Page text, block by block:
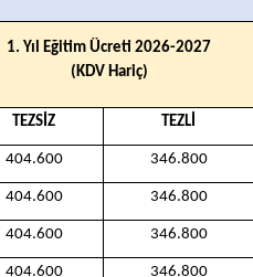
1. Yıl Eğitim Ücreti 2026-2027
(KDV Hariç)
TEZSİZ TEZLİ
404.600 346.800
404.600 346.800
404.600 346.800
404.600 346.800